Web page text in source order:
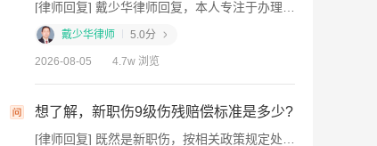
戴少华律师 5.0分
2026-08-05 4.7w 浏览
想了解，新职伤9级伤残赔偿标准是多少?